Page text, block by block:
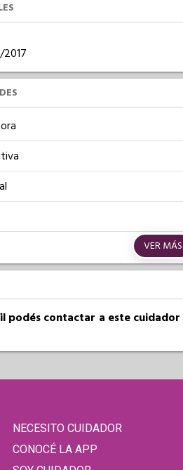
2017
VER MÁS
podés contactar a este
NECESITO CUIDADOR
CONOCÉ LA APP